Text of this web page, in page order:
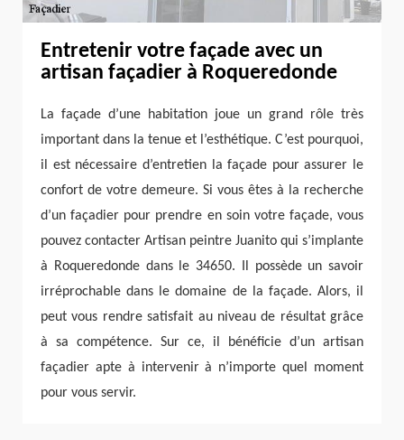
Entretenir votre façade avec un
artisan façadier à Roqueredonde
La façade d’une habitation joue un grand rôle très
important dans la tenue et l’esthétique. C’est pourquoi,
il est nécessaire d’entretien la façade pour assurer le
confort de votre demeure. Si vous êtes à la recherche
d’un façadier pour prendre en soin votre façade, vous
pouvez contacter Artisan peintre Juanito qui s’implante
à Roqueredonde dans le 34650. Il possède un savoir
irréprochable dans le domaine de la façade. Alors, il
peut vous rendre satisfait au niveau de résultat grâce
à sa compétence. Sur ce, il bénéficie d’un artisan
façadier apte à intervenir à n’importe quel moment
pour vous servir.